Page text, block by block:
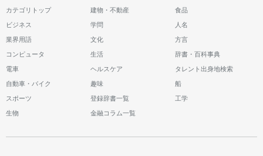
カテゴリトップ 建物・不動産 食品
ビジネス 学問 人名
業界用語 文化 方言
コンピュータ 生活 辞書・百科事典
電車 ヘルスケア タレント出身地検索
自動車・バイク 趣味 船
スポーツ 登録辞書一覧 工学
生物 金融コラム一覧